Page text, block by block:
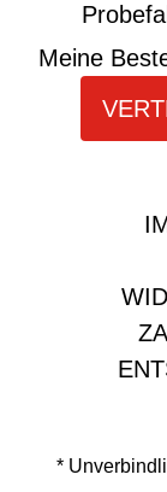
Meine
*